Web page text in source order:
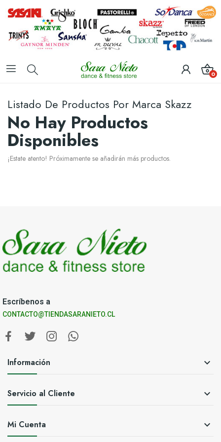
0
Listado De Productos Por Marca Skazz
No Hay Productos
Disponibles
¡Estate atento! Próximamente se añadirán más productos.
Escríbenos a
CONTACTO@TIENDASARANIETO.CL
Información 
Servicio al Cliente 
Mi Cuenta 